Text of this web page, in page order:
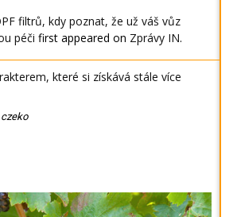
filtrů, kdy poznat, že už váš vůz
péči first appeared on Zprávy IN.
které si získává stále více
czeko